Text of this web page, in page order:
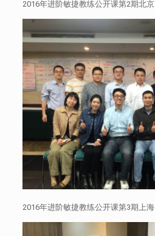
2016年进阶敏捷教练公开课第2期北京
2016年进阶敏捷教练公开课第3期上海